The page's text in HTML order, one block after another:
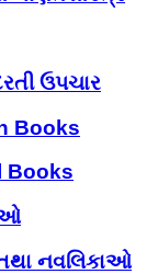
ઉપચાર
Books
Books
નવલિકાઓ